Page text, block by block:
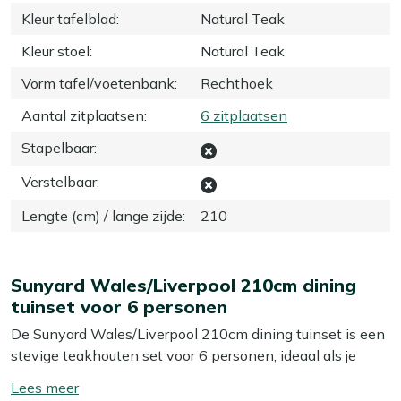
Kleur tafelblad:
Natural Teak
Kleur stoel:
Natural Teak
Vorm tafel/voetenbank:
Rechthoek
Aantal zitplaatsen:
6 zitplaatsen
Stapelbaar:
Verstelbaar:
Lengte (cm) / lange zijde: 210
Sunyard Wales/Liverpool 210cm dining
tuinset voor 6 personen
De Sunyard Wales/Liverpool 210cm dining tuinset is een
stevige teakhouten set voor 6 personen, ideaal als je
Toon/verberg